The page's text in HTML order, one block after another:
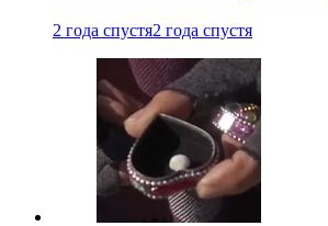
2 года спустя2 года спустя